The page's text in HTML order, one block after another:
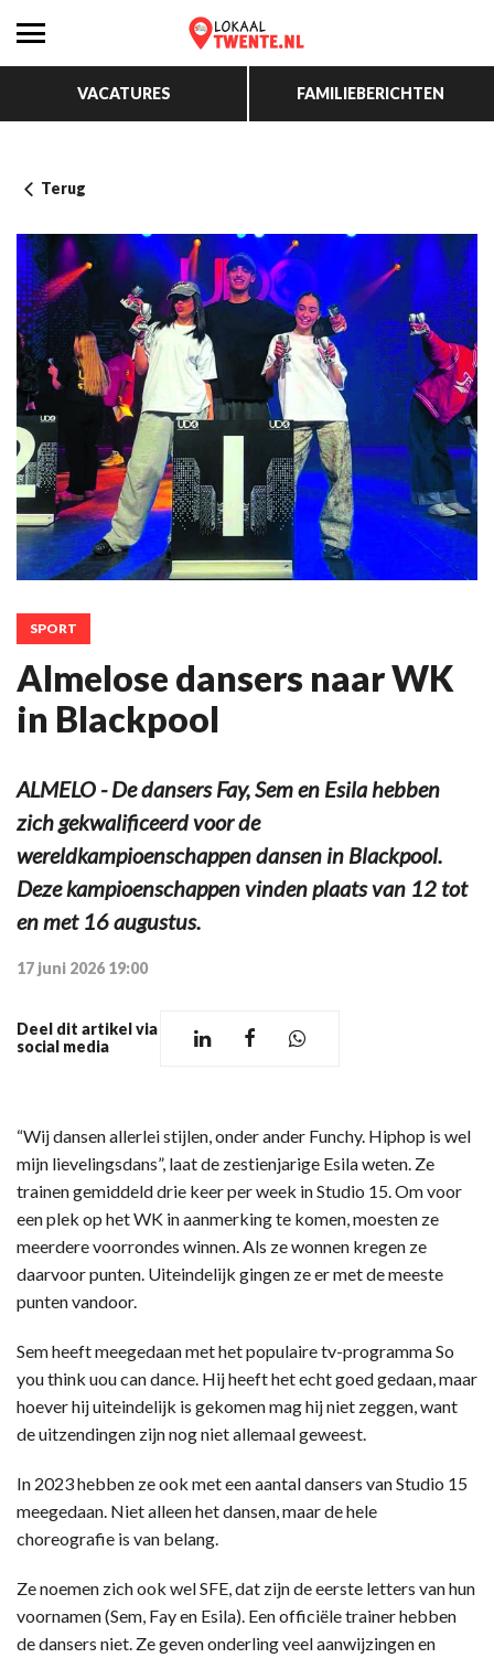
VACATURES FAMILIEBERICHTEN
Terug
SPORT
Almelose dansers naar WK
in Blackpool
ALMELO - De dansers Fay, Sem en Esila hebben
zich gekwalificeerd voor de
wereldkampioenschappen dansen in Blackpool.
Deze kampioenschappen vinden plaats van 12 tot
en met 16 augustus.
17 juni 2026 19:00
Deel dit artikel via
social media
“Wij dansen allerlei stijlen, onder ander Funchy. Hiphop is wel
mijn lievelingsdans”, laat de zestienjarige Esila weten. Ze
trainen gemiddeld drie keer per week in Studio 15. Om voor
een plek op het WK in aanmerking te komen, moesten ze
meerdere voorrondes winnen. Als ze wonnen kregen ze
daarvoor punten. Uiteindelijk gingen ze er met de meeste
punten vandoor.
Sem heeft meegedaan met het populaire tv-programma So
you think uou can dance. Hij heeft het echt goed gedaan, maar
hoever hij uiteindelijk is gekomen mag hij niet zeggen, want
de uitzendingen zijn nog niet allemaal geweest.
In 2023 hebben ze ook met een aantal dansers van Studio 15
meegedaan. Niet alleen het dansen, maar de hele
choreografie is van belang.
Ze noemen zich ook wel SFE, dat zijn de eerste letters van hun
voornamen (Sem, Fay en Esila). Een officiële trainer hebben
de dansers niet. Ze geven onderling veel aanwijzingen en